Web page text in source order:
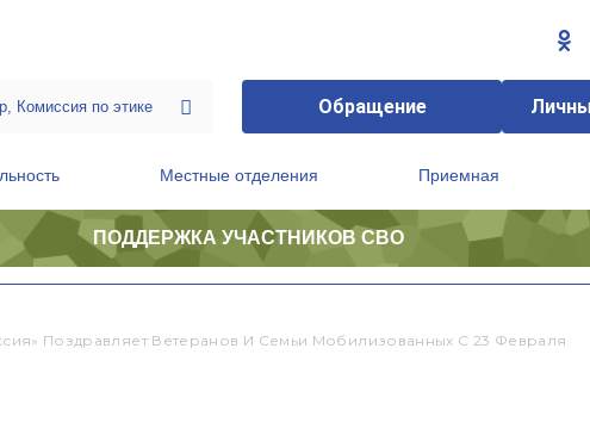
Обращение
Местные отделения Приемная
ПОДДЕРЖКА УЧАСТНИКОВ СВО
Поздравляет Ветеранов И Семьи Мобилизованных С 23 Февраля